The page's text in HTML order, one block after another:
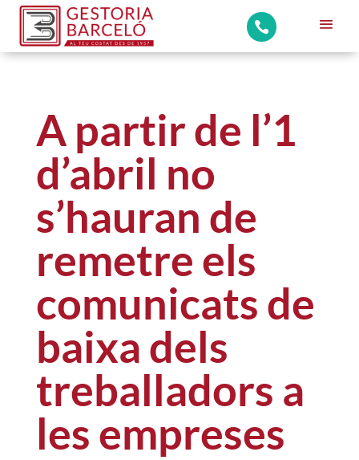

A partir de l’1
d’abril no
s’hauran de
remetre els
comunicats de
baixa dels
treballadors a
les empreses